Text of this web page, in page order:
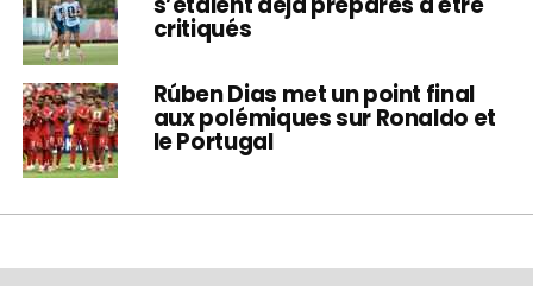
critiqués
Rúben Dias met un point final
aux polémiques sur Ronaldo et
le Portugal